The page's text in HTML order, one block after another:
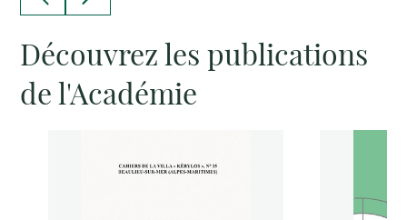
Découvrez les publications
de l'Académie